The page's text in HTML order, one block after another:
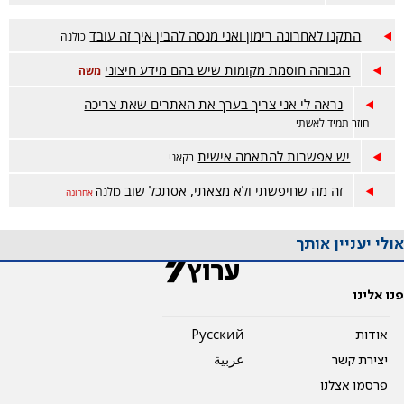
התקנו לאחרונה רימון ואני מנסה להבין איך זה עובד כולנה
הגבוהה חוסמת מקומות שיש בהם מידע חיצוני משה
נראה לי אני צריך בערך את האתרים שאת צריכה
חוזר תמיד לאשתי
יש אפשרות להתאמה אישית רקאני
זה מה שחיפשתי ולא מצאתי, אסתכל שוב כולנה אחרונה
אולי יעניין אותך
פנו אלינו
אודות
יצירת קשר
פרסמו אצלנו
Pусский
عربية